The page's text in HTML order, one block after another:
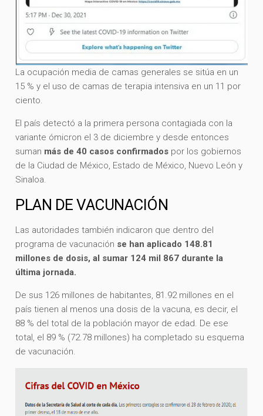
La ocupación media de camas generales se sitúa en un
15 % y el uso de camas de terapia intensiva en un 11 por
ciento.
El país detectó a la primera persona contagiada con la
variante ómicron el 3 de diciembre y desde entonces
suman más de 40 casos confirmados por los gobiernos
de la Ciudad de México, Estado de México, Nuevo León y
Sinaloa.
PLAN DE VACUNACIÓN
Las autoridades también indicaron que dentro del
programa de vacunación se han aplicado 148.81
millones de dosis, al sumar 124 mil 867 durante la
última jornada.
De sus 126 millones de habitantes, 81.92 millones en el
país tienen al menos una dosis de la vacuna, es decir, el
88 % del total de la población mayor de edad. De ese
total, el 89 % (72.78 millones) ha completado su esquema
de vacunación.